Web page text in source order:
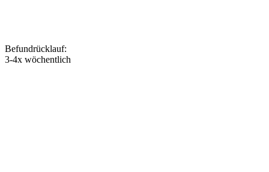
Befundrücklauf:
3-4x wöchentlich